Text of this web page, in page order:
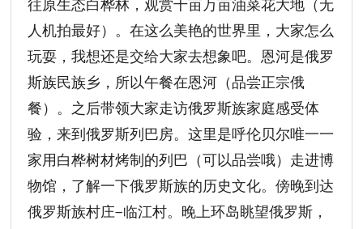
往原生态白桦林，观赏千亩万亩油菜花大地（无
人机拍最好）。在这么美艳的世界里，大家怎么
玩耍，我想还是交给大家去想象吧。恩河是俄罗
斯族民族乡，所以午餐在恩河（品尝正宗俄
餐）。之后带领大家走访俄罗斯族家庭感受体
验，来到俄罗斯列巴房。这里是呼伦贝尔唯一一
家用白桦树材烤制的列巴（可以品尝哦）走进博
物馆，了解一下俄罗斯族的历史文化。傍晚到达
俄罗斯族村庄—临江村。晚上环岛眺望俄罗斯，